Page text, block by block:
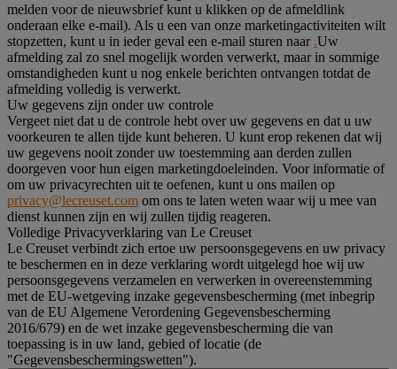
melden voor de nieuwsbrief kunt u klikken op de afmeldlink
onderaan elke e-mail). Als u een van onze marketingactiviteiten wilt
stopzetten, kunt u in ieder geval een e-mail sturen naar .Uw
afmelding zal zo snel mogelijk worden verwerkt, maar in sommige
omstandigheden kunt u nog enkele berichten ontvangen totdat de
afmelding volledig is verwerkt.
Uw gegevens zijn onder uw controle
Vergeet niet dat u de controle hebt over uw gegevens en dat u uw
voorkeuren te allen tijde kunt beheren. U kunt erop rekenen dat wij
uw gegevens nooit zonder uw toestemming aan derden zullen
doorgeven voor hun eigen marketingdoeleinden. Voor informatie of
om uw privacyrechten uit te oefenen, kunt u ons mailen op
privacy@lecreuset.com om ons te laten weten waar wij u mee van
dienst kunnen zijn en wij zullen tijdig reageren.
Volledige Privacyverklaring van Le Creuset
Le Creuset verbindt zich ertoe uw persoonsgegevens en uw privacy
te beschermen en in deze verklaring wordt uitgelegd hoe wij uw
persoonsgegevens verzamelen en verwerken in overeenstemming
met de EU-wetgeving inzake gegevensbescherming (met inbegrip
van de EU Algemene Verordening Gegevensbescherming
2016/679) en de wet inzake gegevensbescherming die van
toepassing is in uw land, gebied of locatie (de
"Gegevensbeschermingswetten").